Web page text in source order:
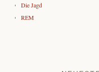
Die Jagd
REM